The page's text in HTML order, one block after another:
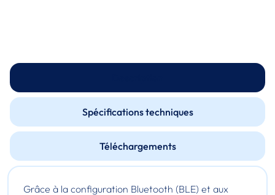
Spécifications techniques
Téléchargements
Grâce à la configuration Bluetooth (BLE) et aux